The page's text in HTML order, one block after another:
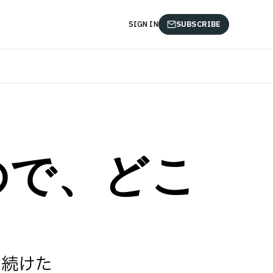
SIGN IN SUBSCRIBE
、どこ
けた